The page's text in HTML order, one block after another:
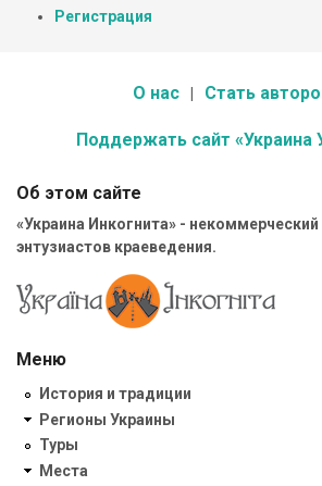
Регистрация
О нас Стать
Поддержать сайт «Украина
Об этом сайте
«Украина Инкогнита» - некоммерческий
энтузиастов краеведения.
Меню
История и традиции
Регионы Украины
Туры
Места